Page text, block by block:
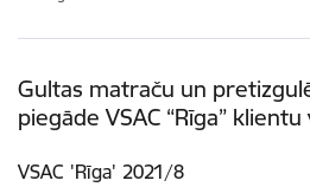
Gultas matraču un
piegāde VSAC “Rīga”
VSAC 'Rīga' 2021/8